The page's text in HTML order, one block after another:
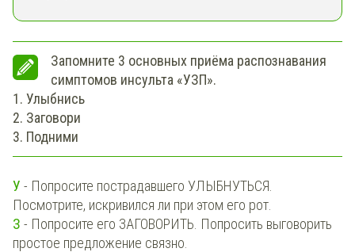
Запомните 3 основных приёма распознавания
симптомов инсульта «УЗП».
1. Улыбнись
2. Заговори
3. Подними
У - Попросите пострадавшего УЛЫБНУТЬСЯ.
Посмотрите, искривился ли при этом его рот.
З - Попросите его ЗАГОВОРИТЬ. Попросить выговорить
простое предложение связно.